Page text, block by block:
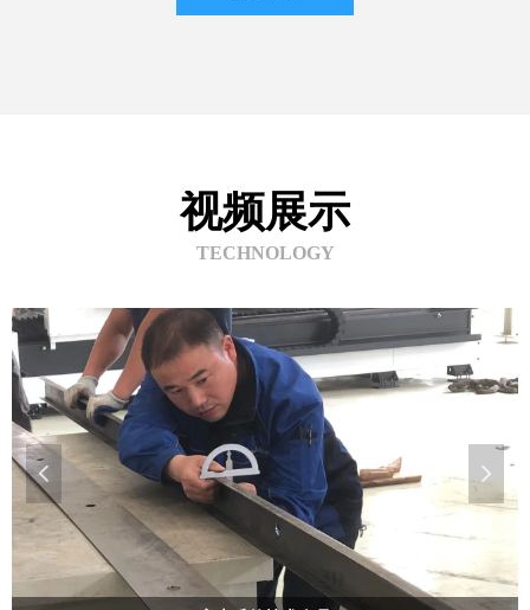
视频展示
TECHNOLOGY
넳 넲